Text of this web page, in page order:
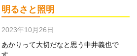
明るさと照明
2023年10月26日
あかりって大切だなと思う中井義也で